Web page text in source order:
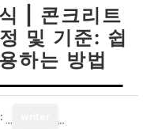
| 콘크리트
및 기준: 쉽
하는 방법